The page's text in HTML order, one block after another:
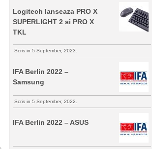
Logitech lanseaza PRO X
SUPERLIGHT 2 si PRO X
TKL
Scris in 5 September, 2023.
IFA Berlin 2022 –
Samsung
Scris in 5 September, 2022.
IFA Berlin 2022 – ASUS